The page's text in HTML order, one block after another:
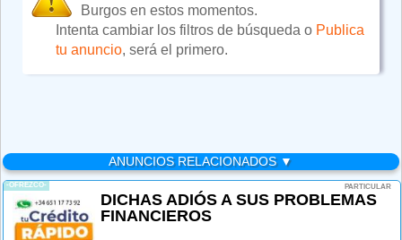
Burgos en estos momentos.
Intenta cambiar los filtros de búsqueda o Publica
tu anuncio, será el primero.
ANUNCIOS RELACIONADOS ▼
-OFREZCO- PARTICULAR
DICHAS ADIÓS A SUS PROBLEMAS
FINANCIEROS